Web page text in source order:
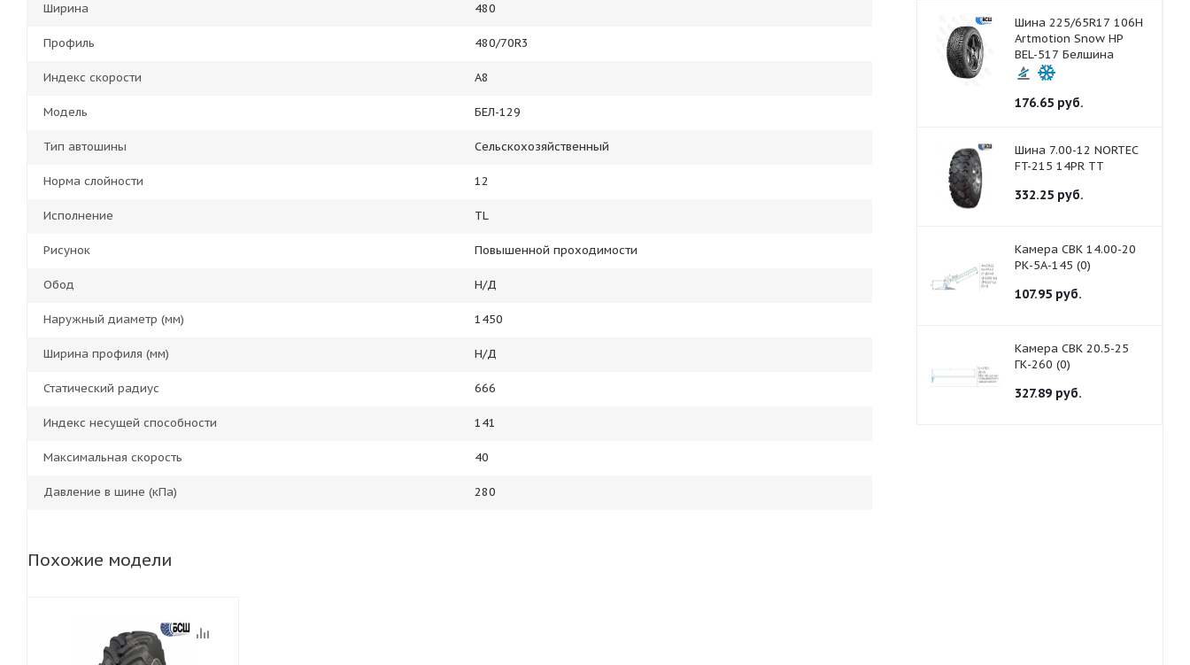
Ширина 480
Профиль 480/70R3
Индекс скорости A8
Модель БЕЛ-129
Тип автошины Сельскохозяйственный
Норма слойности 12
Исполнение TL
Рисунок Повышенной проходимости
Обод Н/Д
Наружный диаметр (мм) 1450
Ширина профиля (мм) Н/Д
Статический радиус 666
Индекс несущей способности 141
Максимальная скорость 40
Давление в шине (кПа) 280
Похожие модели
Шина 225/65R17 106H
Artmotion Snow HP
BEL-517 Белшина
176.65 руб.
Шина 7.00-12 NORTEC
FT-215 14PR ТТ
332.25 руб.
Камера СВК 14.00-20
РК-5А-145 (0)
107.95 руб.
Камера СВК 20.5-25
ГК-260 (0)
327.89 руб.